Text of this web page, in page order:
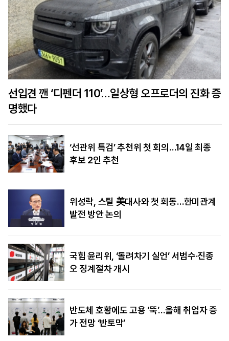
선입견 깬 ‘디펜더 110’…일상형 오프로더의 진화 증
명했다
‘선관위 특검’ 추천위 첫 회의…14일 최종
후보 2인 추천
위성락, 스틸 美대사와 첫 회동…한미관계
발전 방안 논의
국힘 윤리위, ‘돌려차기 실언’ 서범수·진종
오 징계절차 개시
반도체 호황에도 고용 ‘뚝’…올해 취업자 증
가 전망 ‘반토막’